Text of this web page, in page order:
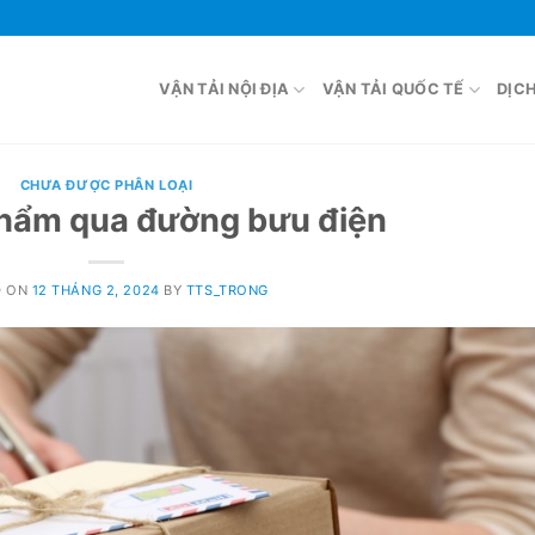
VẬN TẢI NỘI ĐỊA VẬN TẢI QUỐC TẾ
CHƯA ĐƯỢC PHÂN LOẠI
qua đường bưu điện
ON 12 THÁNG 2, 2024 BY TTS_TRONG